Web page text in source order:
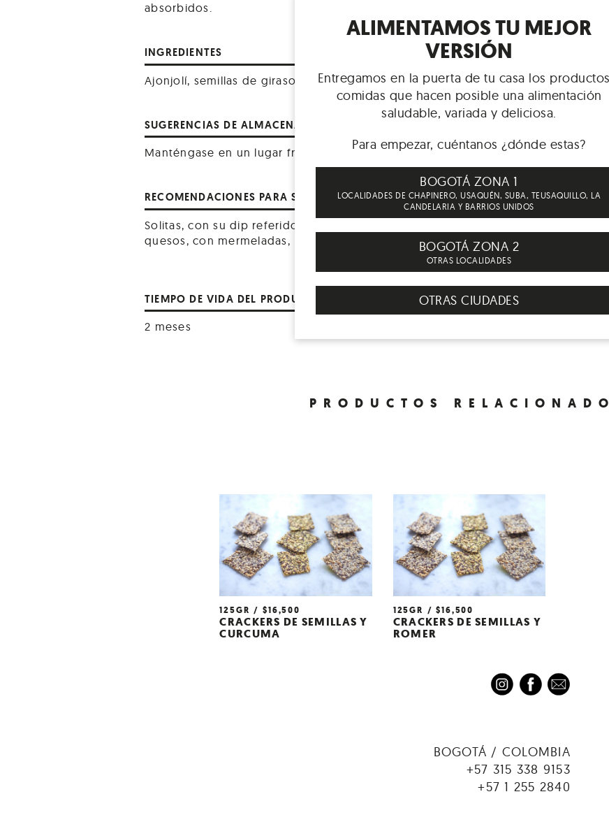
absorbidos.
INGREDIENTES
Ajonjolí, semillas de girasol, semillas de chia, linaza, yuca, sal marina
SUGERENCIAS DE ALMACENAMIENTO
Manténgase en un lugar fresco y seco
RECOMENDACIONES PARA SERVIR
Solitas, con su dip referido, con aguacate y guacamole, con mantequilla de
quesos, con mermeladas, para acompañar sopas y ensaladas, con todo!
TIEMPO DE VIDA DEL PRODUCTO
2 meses
QUE HACER CON EL
PRODUCTOS
125GR $16,500
CRACKERS DE SEMILLAS Y
CURCUMA
125GR $16,500
CRACKERS DE SEMILLAS Y
ROMER
BOGOTÁ / COLOMBIA
+57 315 338 9153
+57 1 255 2840
ALIMENTAMOS TU MEJOR
VERSIÓN
Entregamos en la puerta de tu casa los
comidas que hacen posible una alimentación
saludable, variada y deliciosa.
Para empezar, cuéntanos ¿dónde estas?
BOGOTÁ ZONA 1
LOCALIDADES DE CHAPINERO, USAQUÉN, SUBA, TEUSAQUILLO, LA
CANDELARIA Y BARRIOS UNIDOS
BOGOTÁ ZONA 2
OTRAS LOCALIDADES
OTRAS CIUDADES